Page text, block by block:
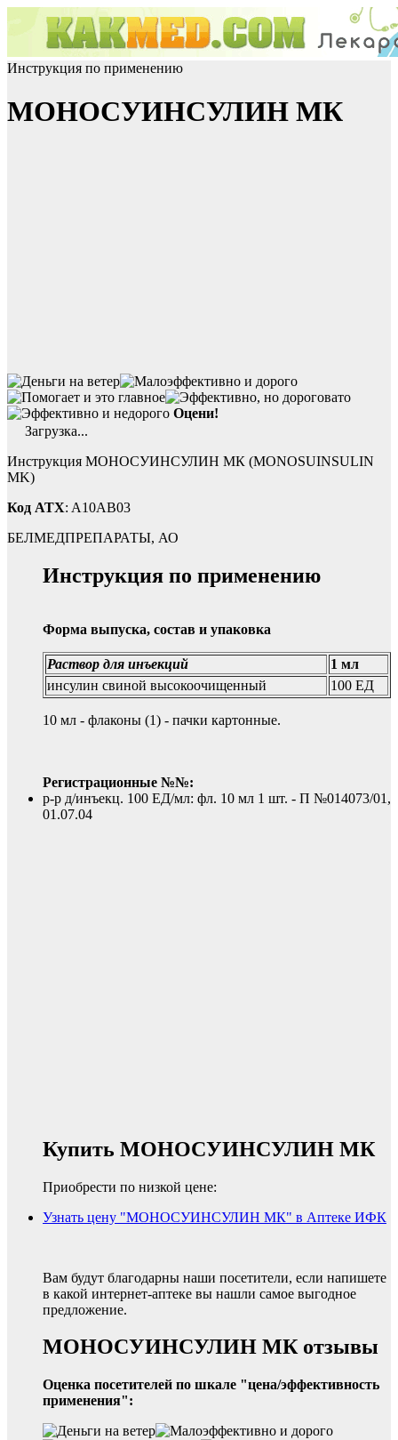
Инструкция по применению
МОНОСУИНСУЛИН МК
Оцени!
Загрузка...
Инструкция МОНОСУИНСУЛИН МК (MONOSUINSULIN
MK)
Код ATX: A10AB03
БЕЛМЕДПРЕПАРАТЫ, АО
Инструкция по применению
Форма выпуска, состав и упаковка
Раствор для инъекций
1 мл
инсулин свиной высокоочищенный
100 ЕД
10 мл - флаконы (1) - пачки картонные.
Регистрационные №№:
р-р д/инъекц. 100 ЕД/мл: фл. 10 мл 1 шт. - П №014073/01,
01.07.04
Купить МОНОСУИНСУЛИН МК
Приобрести по низкой цене:
Узнать цену "МОНОСУИНСУЛИН МК" в Аптеке ИФК
Вам будут благодарны наши посетители, если напишете
в какой интернет-аптеке вы нашли самое выгодное
предложение.
МОНОСУИНСУЛИН МК отзывы
Оценка посетителей по шкале "цена/эффективность
применения":